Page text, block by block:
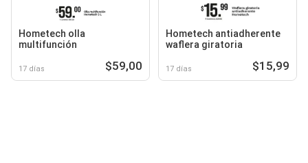
Hometech olla
multifunción
17 días $59,00
Hometech antiadherente
waflera giratoria
17 días $15,99